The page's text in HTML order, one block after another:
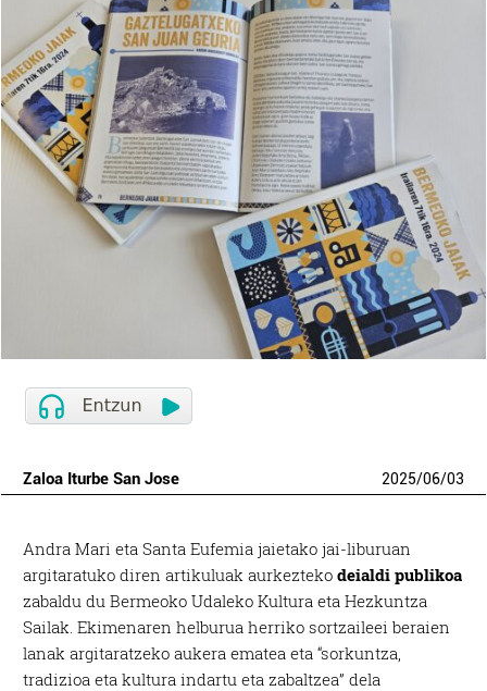
Zaloa Iturbe San Jose 2025/06/03
Andra Mari eta Santa Eufemia jaietako jai-liburuan
argitaratuko diren artikuluak aurkeztekodeialdi publikoa
zabaldu du Bermeoko Udaleko Kultura eta Hezkuntza
Sailak. Ekimenaren helburua herriko sortzaileei beraien
lanak argitaratzeko aukera ematea eta “sorkuntza,
tradizioa eta kultura indartu eta zabaltzea” dela